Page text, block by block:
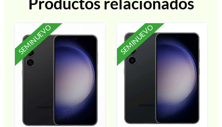
SEMINUEVO SEMINUEVO